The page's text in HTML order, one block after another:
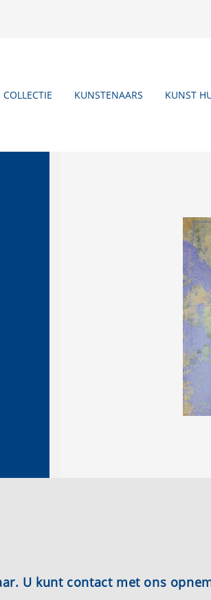
COLLECTIE KUNSTENAARS KUNST
U kunt contact met ons